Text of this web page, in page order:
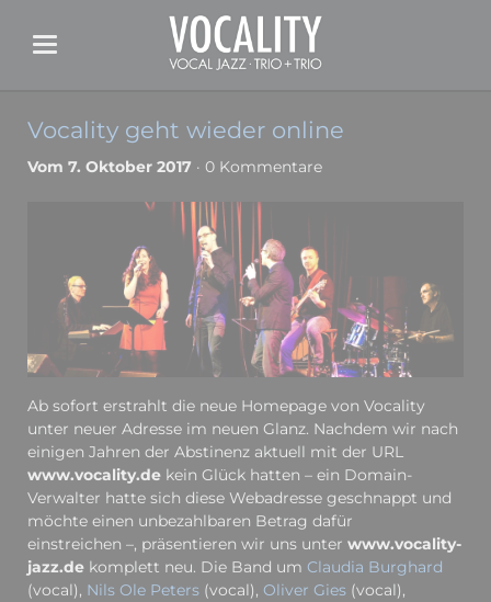
Vocality geht wieder online
Vom 7. Oktober 2017 · 0 Kommentare
Ab sofort erstrahlt die neue Homepage von Vocality
unter neuer Adresse im neuen Glanz. Nachdem wir nach
einigen Jahren der Abstinenz aktuell mit der URL
www.vocality.dekein Glück hatten – ein Domain-
Verwalter hatte sich diese Webadresse geschnappt und
möchte einen unbezahlbaren Betrag dafür
einstreichen –, präsentieren wir uns unter www.vocality-
jazz.dekomplett neu. Die Band um Claudia Burghard
(vocal), Nils Ole Peters(vocal), Oliver Gies(vocal),